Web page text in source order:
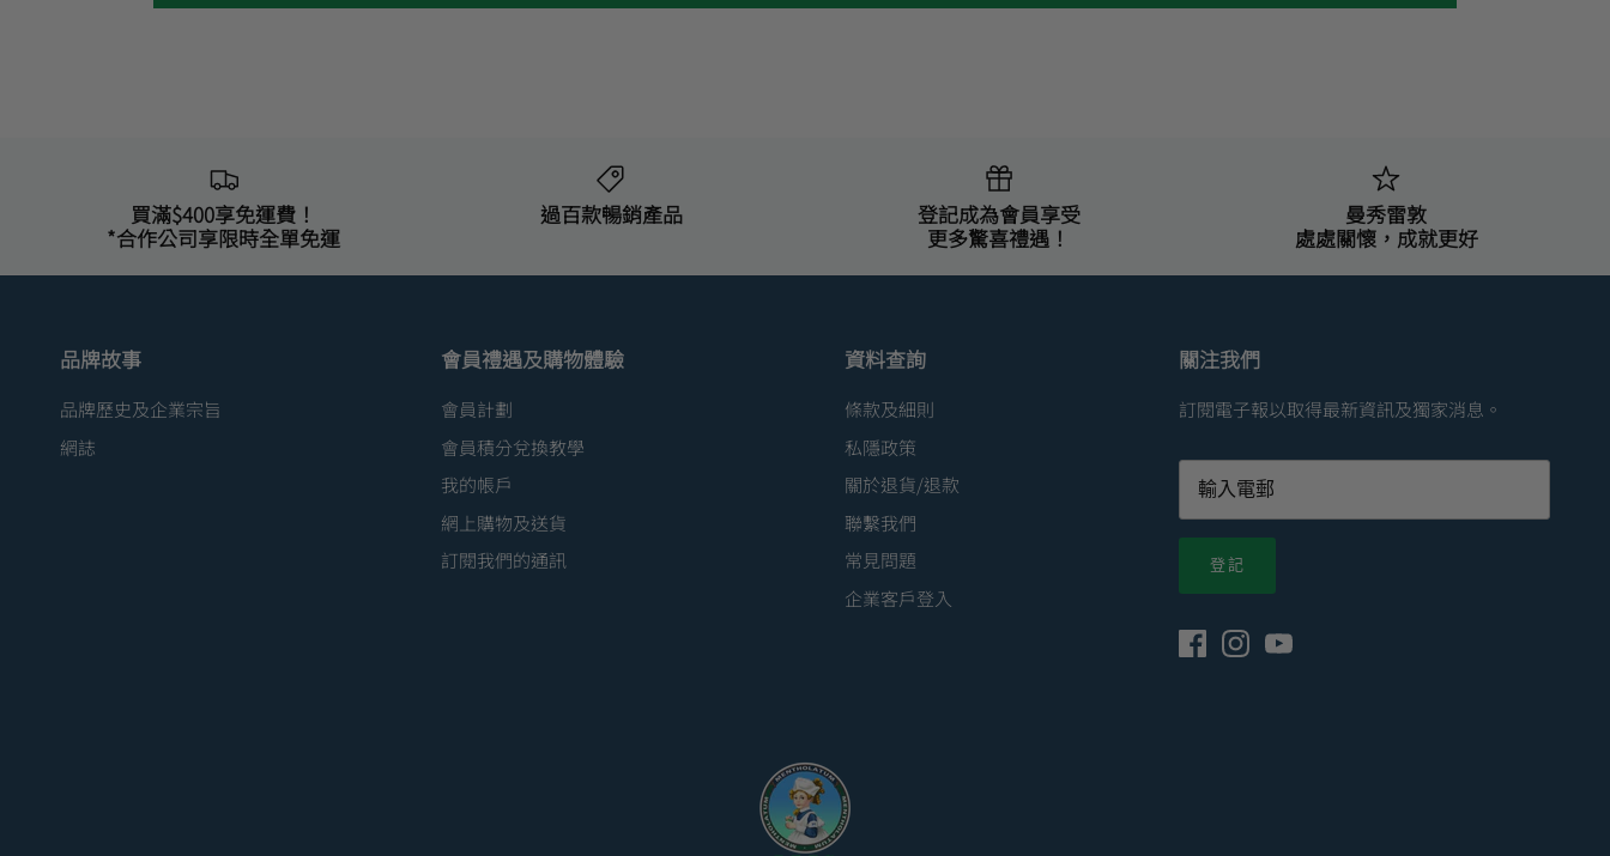
買滿$400享免運費！
*合作公司享限時全單免運
過百款暢銷產品
登記成為會員享受
更多驚喜禮遇！
曼秀雷敦
處處關懷，成就更好
品牌故事
品牌歷史及企業宗旨
網誌
會員禮遇及購物體驗
會員計劃
會員積分兌換教學
我的帳戶
網上購物及送貨
訂閱我們的通訊
資料查詢
條款及細則
私隱政策
關於退貨/退款
聯繫我們
常見問題
企業客戶登入
關注我們
訂閱電子報以取得最新資訊及獨家消息。
登記